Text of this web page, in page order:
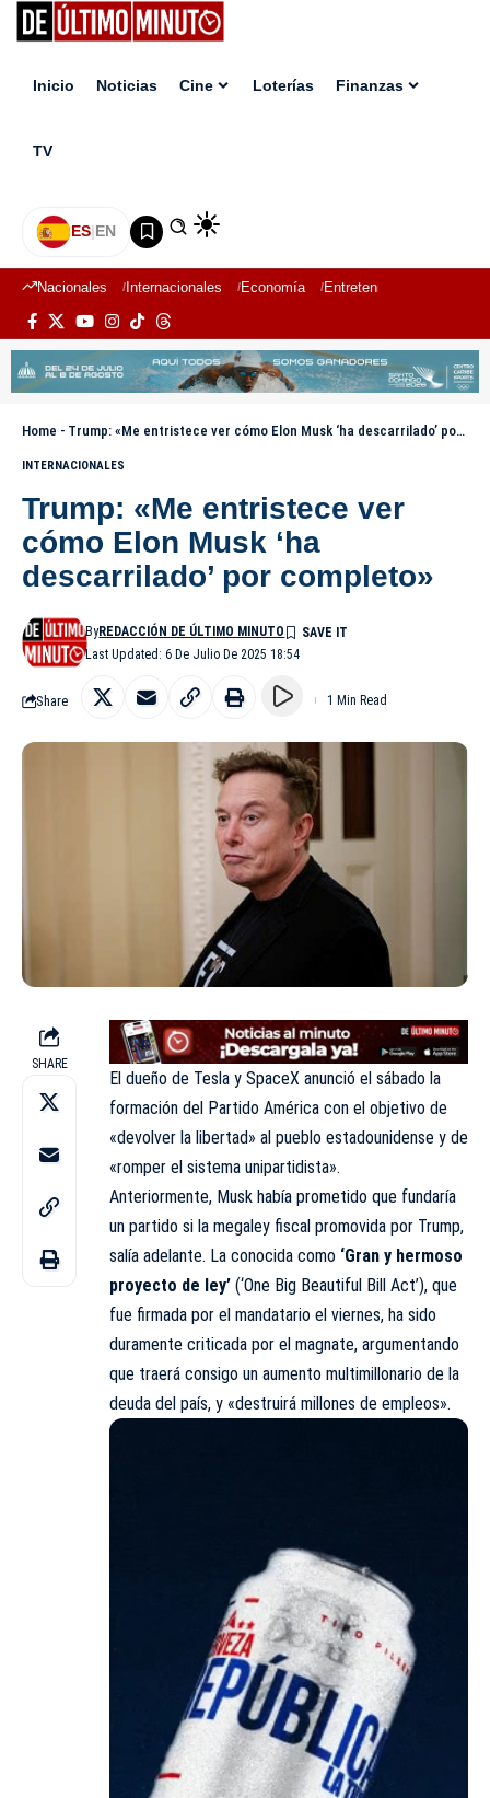
Inicio Noticias Cine Loterías Finanzas
TV
ES|EN
Nacionales Internacionales Economía Entretenimiento
Home - Trump: «Me entristece ver cómo Elon Musk ‘ha descarrilado’ por completo»
INTERNACIONALES
Trump: «Me entristece ver
cómo Elon Musk ‘ha
descarrilado’ por completo»
Last Updated: 6 De Julio De 2025 18:54
ByREDACCIÓN DE ÚLTIMO MINUTO
Share 1 Min Read
SHARE
El dueño de Tesla y SpaceX anunció el sábado la
formación del Partido América con el objetivo de
«devolver la libertad» al pueblo estadounidense y de
«romper el sistema unipartidista».
Anteriormente, Musk había prometido que fundaría
un partido si la megaley fiscal promovida por Trump,
salía adelante. La conocida como ‘Gran y hermoso
proyecto de ley’ (‘One Big Beautiful Bill Act’), que
fue firmada por el mandatario el viernes, ha sido
duramente criticada por el magnate, argumentando
que traerá consigo un aumento multimillonario de la
deuda del país, y «destruirá millones de empleos».